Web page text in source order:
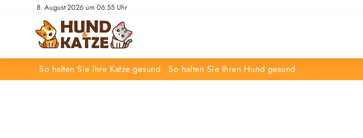
8. August 2026 um 06:55 Uhr
So halten Sie Ihre Katze gesund So halten Sie Ihren Hund gesund